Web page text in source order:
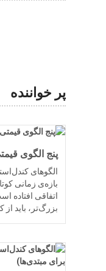
پر خواننده
پنج الگوی
الگوهای
بازه‌ی زمانی
اتفاقی افتاده
بزرگ‌تر، باید از